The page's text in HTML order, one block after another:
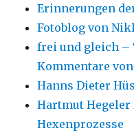
Erinnerungen
Fotoblog von
frei und gleich –
Kommentare
Hanns Dieter
Hartmut Hegeler
Hexenprozesse